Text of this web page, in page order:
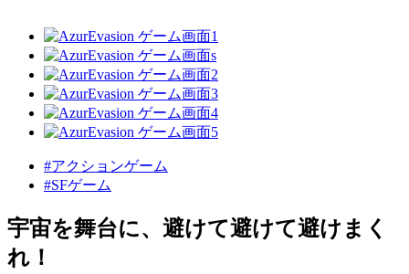
#アクションゲーム
#SFゲーム
宇宙を舞台に、避けて避けて避けまく
れ！